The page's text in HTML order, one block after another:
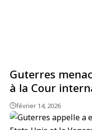
Guterres
à la Cour
février 14, 2026